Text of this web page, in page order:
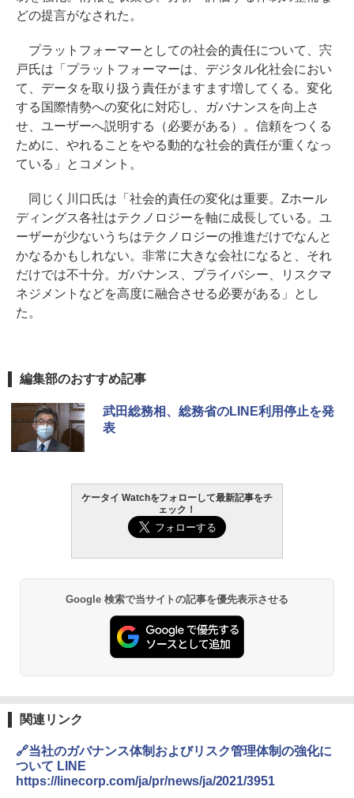
どの提言がなされた。
プラットフォーマーとしての社会的責任について、宍
戸氏は「プラットフォーマーは、デジタル化社会におい
て、データを取り扱う責任がますます増してくる。変化
する国際情勢への変化に対応し、ガバナンスを向上さ
せ、ユーザーへ説明する（必要がある）。信頼をつくる
ために、やれることをやる動的な社会的責任が重くなっ
ている」とコメント。
同じく川口氏は「社会的責任の変化は重要。Zホール
ディングス各社はテクノロジーを軸に成長している。ユ
ーザーが少ないうちはテクノロジーの推進だけでなんと
かなるかもしれない。非常に大きな会社になると、それ
だけでは不十分。ガバナンス、プライバシー、リスクマ
ネジメントなどを高度に融合させる必要がある」とし
た。
編集部のおすすめ記事
武田総務相、総務省のLINE利用停止を発
表
ケータイ Watchをフォローして最新記事をチ
ェック！
Google 検索で当サイトの記事を優先表示させる
関連リンク
🔗当社のガバナンス体制およびリスク管理体制の強化に
ついて LINE
https://linecorp.com/ja/pr/news/ja/2021/3951